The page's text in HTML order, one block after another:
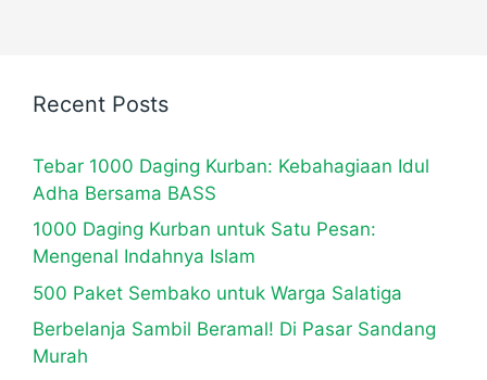
Recent Posts
Tebar 1000 Daging Kurban: Kebahagiaan Idul
Adha Bersama BASS
1000 Daging Kurban untuk Satu Pesan:
Mengenal Indahnya Islam
500 Paket Sembako untuk Warga Salatiga
Berbelanja Sambil Beramal! Di Pasar Sandang
Murah